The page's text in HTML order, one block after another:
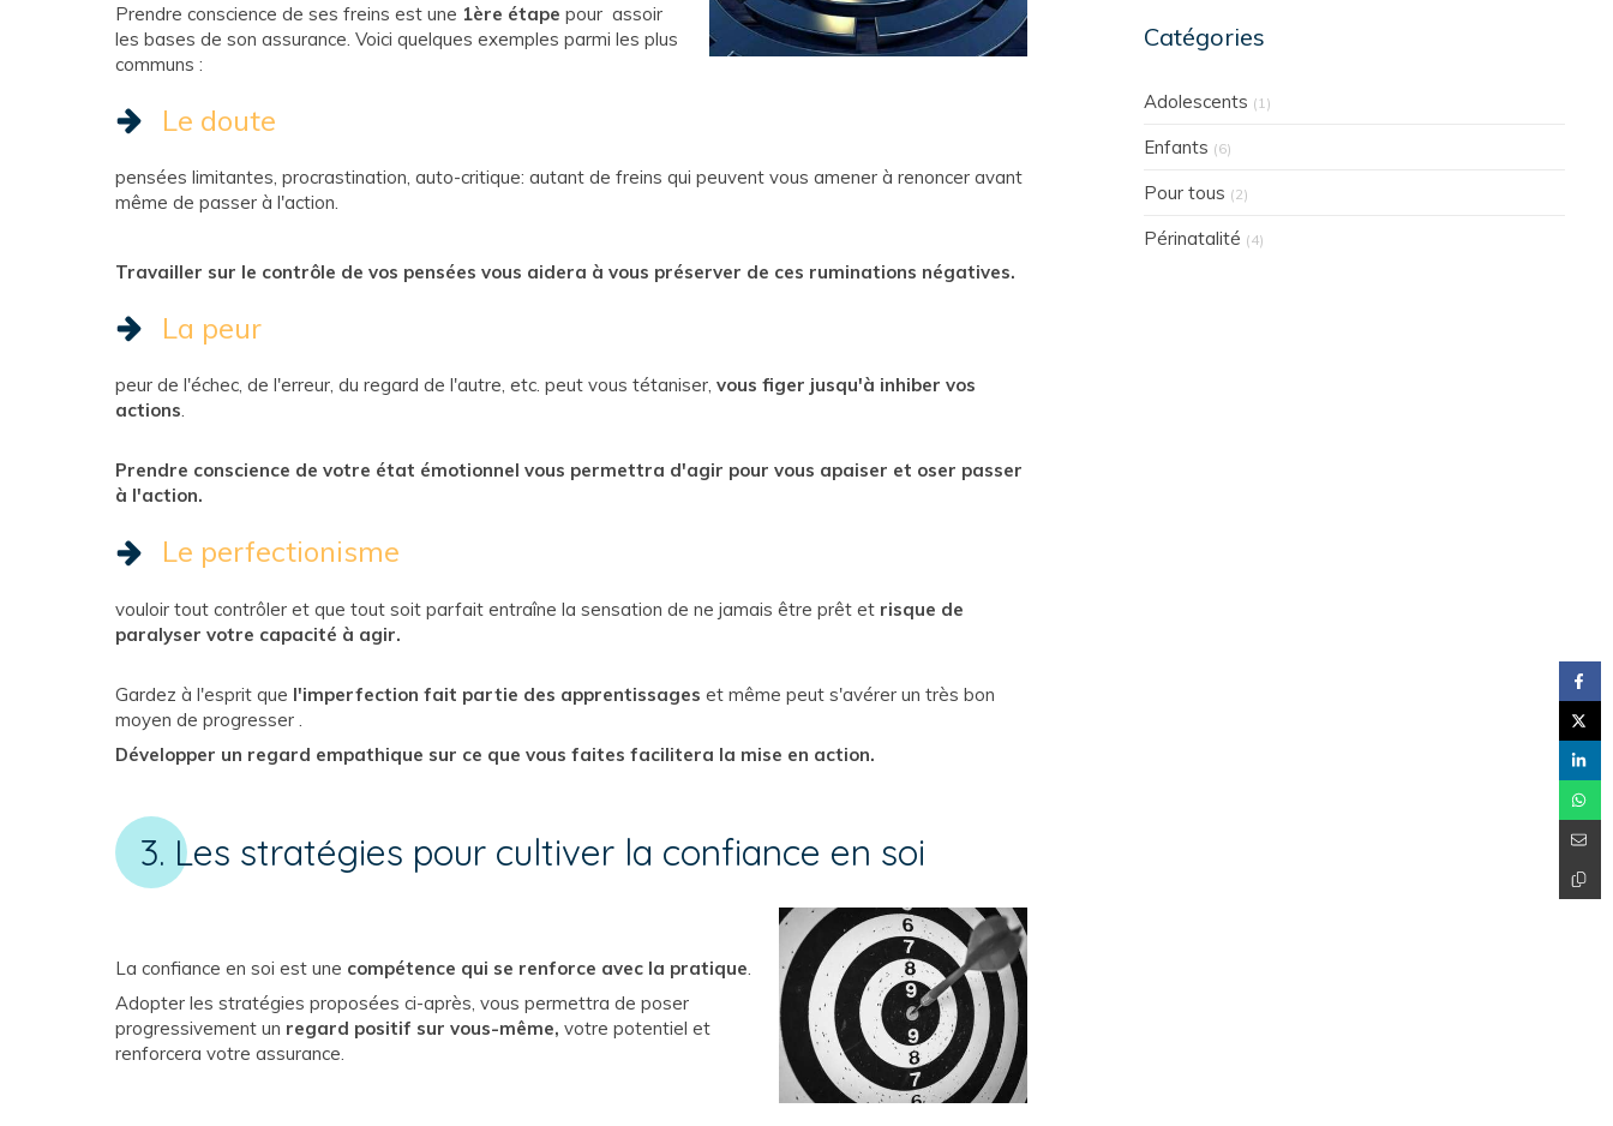
Prendre conscience de ses freins est une 1ère étape pour assoir
les bases de son assurance. Voici quelques exemples parmi les plus
communs :
Le doute
pensées limitantes, procrastination, auto-critique: autant de freins qui peuvent vous amener à renoncer avant
même de passer à l'action.
Travailler sur le contrôle de vos pensées vous aidera à vous préserver de ces ruminations négatives.
La peur
peur de l'échec, de l'erreur, du regard de l'autre, etc. peut vous tétaniser,vous figer jusqu'à inhiber vos
actions.
Prendre conscience de votre état émotionnel vous permettra d'agir pour vous apaiser et oser passer
à l'action.
Le perfectionisme
vouloir tout contrôler et que tout soit parfait entraîne la sensation de ne jamais être prêt et risque de
paralyser votre capacité à agir.
Gardez à l'esprit que l'imperfection fait partie des apprentissageset même peut s'avérer un très bon
moyen de progresser .
Développer un regard empathique sur ce que vous faites facilitera la mise en action.
3. Les stratégies pour cultiver la confiance en soi
La confiance en soi est une compétence qui se renforce avec la pratique
Adopter les stratégies proposées ci-après, vous permettra de poser
progressivement un regard positif sur vous-même,votre potentiel et
renforcera votre assurance.
Catégories
Adolescents (1)
Enfants (6)
Pour tous (2)
Périnatalité (4)